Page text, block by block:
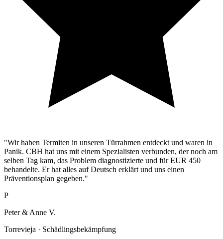
"Wir haben Termiten in unseren Türrahmen entdeckt und waren in
Panik. CBH hat uns mit einem Spezialisten verbunden, der noch am
selben Tag kam, das Problem diagnostizierte und für EUR 450
behandelte. Er hat alles auf Deutsch erklärt und uns einen
Präventionsplan gegeben."
P
Peter & Anne V.
Torrevieja · Schädlingsbekämpfung